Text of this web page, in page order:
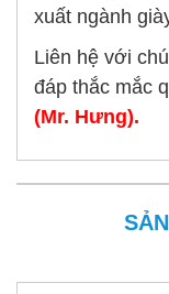
xuất ngành
Liên hệ với
đáp thắc mắc
(Mr. Hưng).